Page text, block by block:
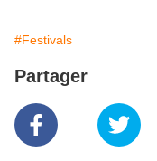
#Festivals
Partager